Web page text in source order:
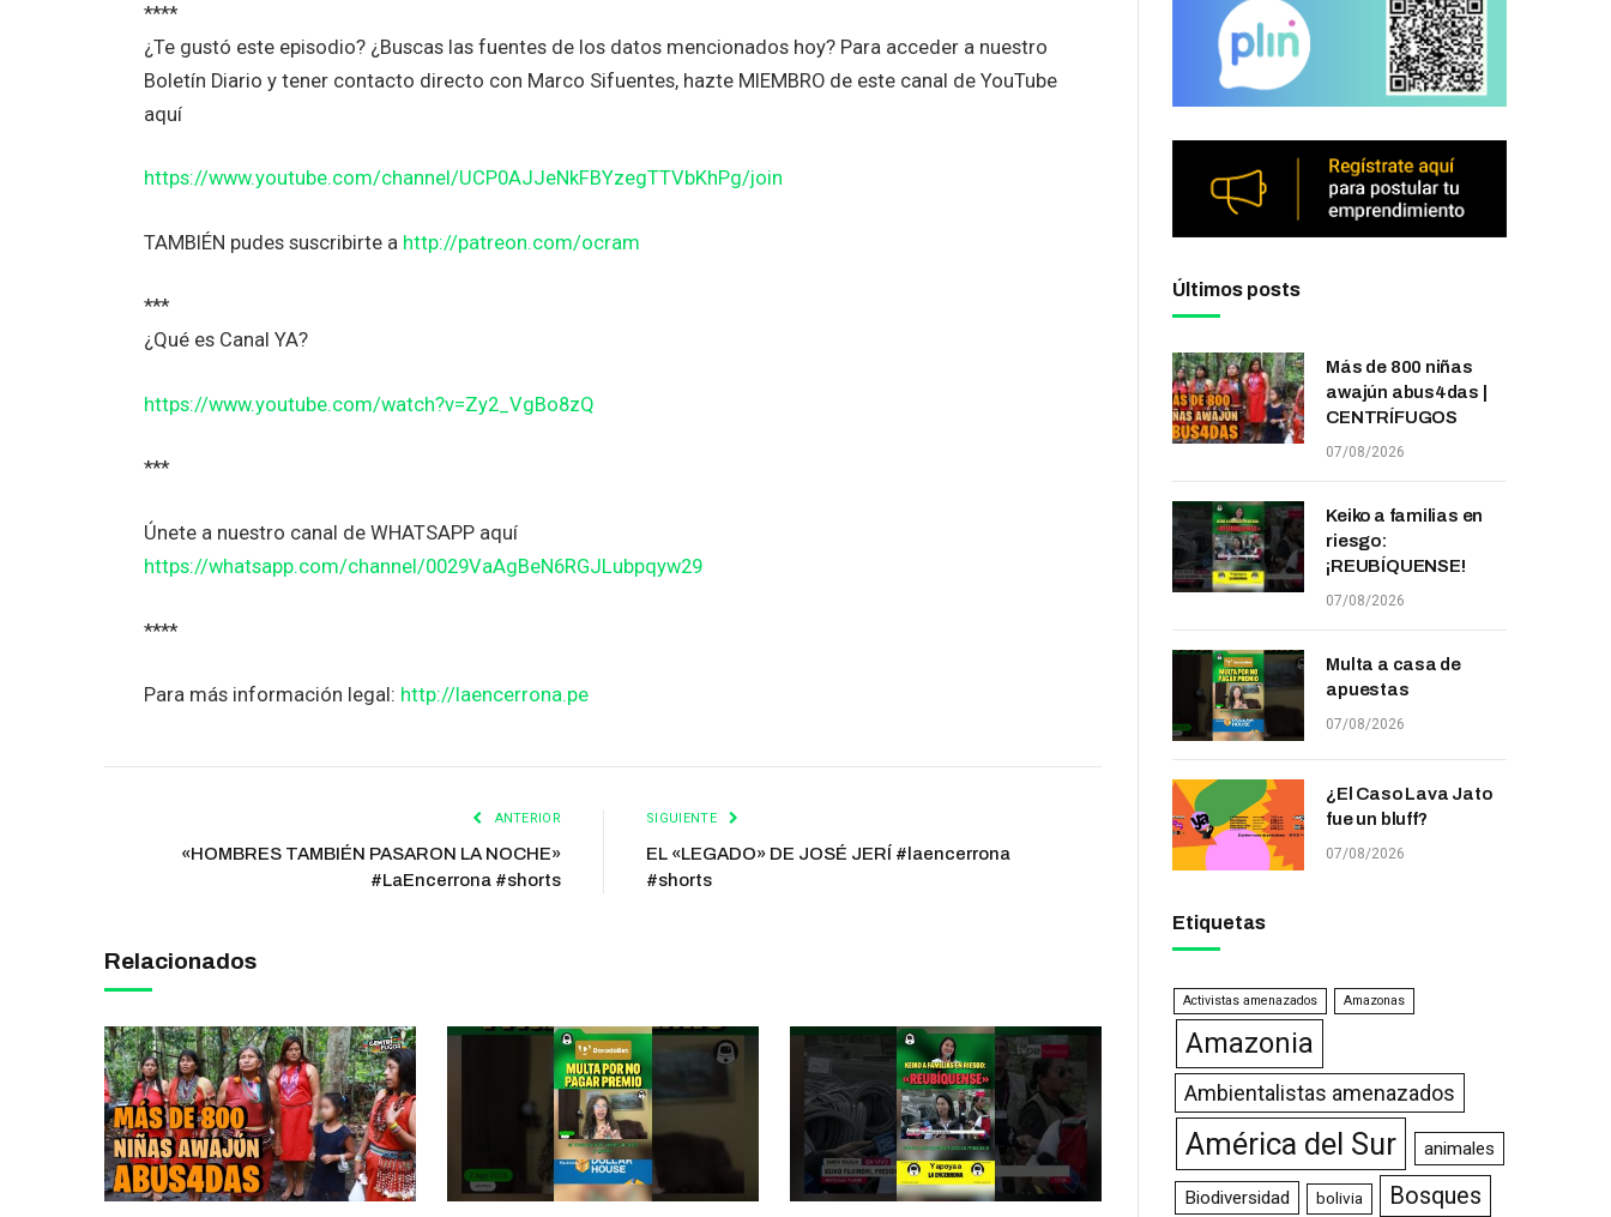
****
¿Te gustó este episodio? ¿Buscas las fuentes de los datos mencionados hoy? Para acceder a nuestro
Boletín Diario y tener contacto directo con Marco Sifuentes, hazte MIEMBRO de este canal de YouTube
aquí
https://www.youtube.com/channel/UCP0AJJeNkFBYzegTTVbKhPg/join
TAMBIÉN pudes suscribirte a http://patreon.com/ocram
***
¿Qué es Canal YA?
https://www.youtube.com/watch?v=Zy2_VgBo8zQ
***
Únete a nuestro canal de WHATSAPP aquí
https://whatsapp.com/channel/0029VaAgBeN6RGJLubpqyw29
****
Para más información legal: http://laencerrona.pe
ANTERIOR
«HOMBRES TAMBIÉN PASARON LA NOCHE»
#LaEncerrona #shorts
SIGUIENTE
EL «LEGADO» DE JOSÉ JERÍ #laencerrona
#shorts
Relacionados
Últimos posts
Más de 800 niñas
awajún abus4das |
CENTRÍFUGOS
07/08/2026
Keiko a familias en
riesgo:
¡REUBÍQUENSE!
07/08/2026
Multa a casa de
apuestas
07/08/2026
¿El Caso Lava Jato
fue un bluff?
07/08/2026
Etiquetas
Activistas amenazados Amazonas
Amazonia
Ambientalistas amenazados
América del Sur animales
Biodiversidad bolivia Bosques